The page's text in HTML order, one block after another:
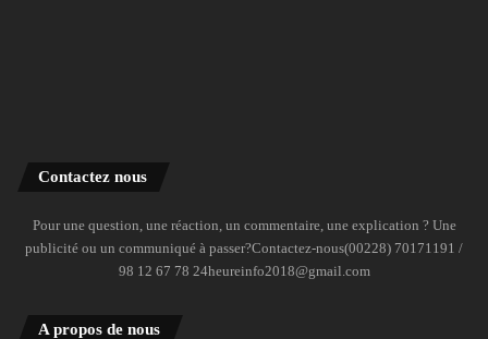
Contactez nous
Pour une question, une réaction, un commentaire, une explication ? Une
publicité ou un communiqué à passer?Contactez-nous(00228) 70171191 /
98 12 67 78 24heureinfo2018@gmail.com
A propos de nous